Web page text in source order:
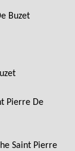
Buzet
Pierre De
Saint Pierre